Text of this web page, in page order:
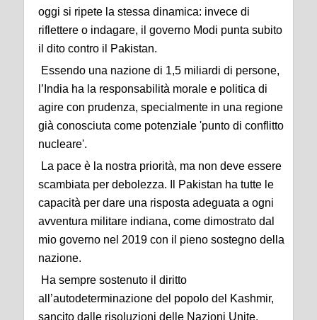
oggi si ripete la stessa dinamica: invece di
riflettere o indagare, il governo Modi punta subito
il dito contro il Pakistan.
Essendo una nazione di 1,5 miliardi di persone,
l’India ha la responsabilità morale e politica di
agire con prudenza, specialmente in una regione
già conosciuta come potenziale 'punto di conflitto
nucleare'.
La pace è la nostra priorità, ma non deve essere
scambiata per debolezza. Il Pakistan ha tutte le
capacità per dare una risposta adeguata a ogni
avventura militare indiana, come dimostrato dal
mio governo nel 2019 con il pieno sostegno della
nazione.
Ha sempre sostenuto il diritto
all’autodeterminazione del popolo del Kashmir,
sancito dalle risoluzioni delle Nazioni Unite.